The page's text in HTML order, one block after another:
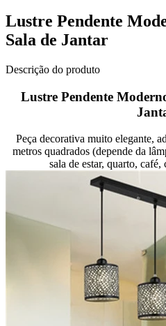
Lustre Pendente
Sala de Jantar
Descrição do produto
Lustre Pendente
Peça decorativa muito elegante,
metros quadrados (depende da
sala de estar, quarto,